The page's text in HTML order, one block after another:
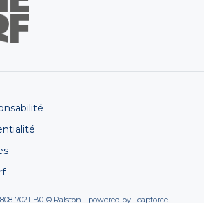
© Ralston - powered by Leapforce